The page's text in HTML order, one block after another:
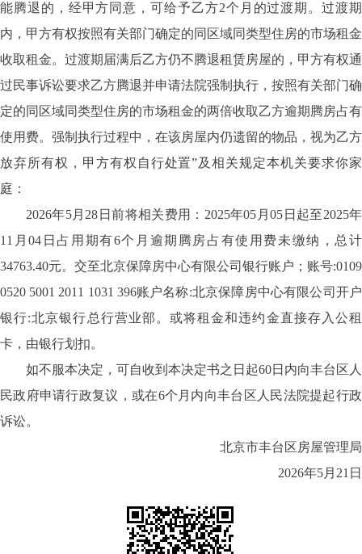
能腾退的，经甲方同意，可给予乙方2个月的过渡期。过渡期
内，甲方有权按照有关部门确定的同区域同类型住房的市场租金
收取租金。过渡期届满后乙方仍不腾退租赁房屋的，甲方有权通
过民事诉讼要求乙方腾退并申请法院强制执行，按照有关部门确
定的同区域同类型住房的市场租金的两倍收取乙方逾期腾房占有
使用费。强制执行过程中，在该房屋内仍遗留的物品，视为乙方
放弃所有权，甲方有权自行处置”及相关规定本机关要求你家
庭：
2026年5月28日前将相关费用：2025年05月05日起至2025年
11月04日占用期有6个月逾期腾房占有使用费未缴纳，总计
34763.40元。交至北京保障房中心有限公司银行账户；账号:0109
0520 5001 2011 1031 396账户名称:北京保障房中心有限公司开户
银行:北京银行总行营业部。或将租金和违约金直接存入公租
卡，由银行划扣。
如不服本决定，可自收到本决定书之日起60日内向丰台区人
民政府申请行政复议，或在6个月内向丰台区人民法院提起行政
诉讼。
北京市丰台区房屋管理局
2026年5月21日